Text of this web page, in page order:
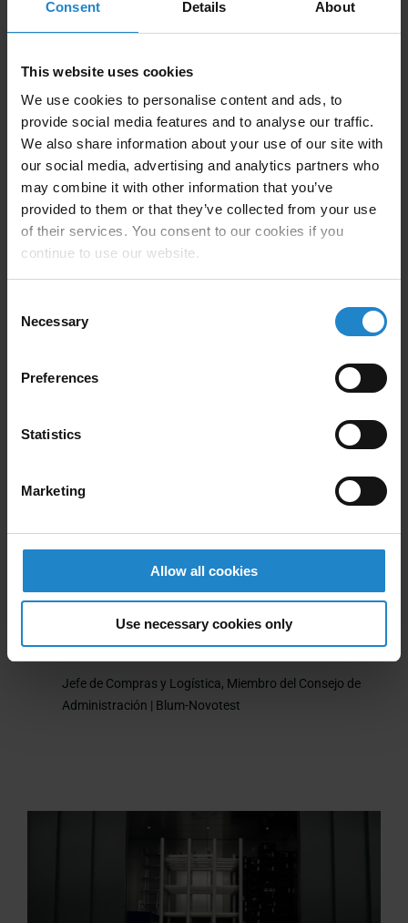
Consent Details About
This website uses cookies
We use cookies to personalise content and ads, to
provide social media features and to analyse our traffic.
We also share information about your use of our site with
our social media, advertising and analytics partners who
may combine it with other information that you’ve
provided to them or that they’ve collected from your use
of their services. You consent to our cookies if you
continue to use our website.
Selection
Necessary
Preferences
Statistics
Marketing
Allow all cookies
Use necessary cookies only
relacionada con el fabricante, se localizaron y
finalmente se rectificaron adaptando el software.
robots MiR250 y los carros diseñados por Blum-
Novotest (para KLT y ½ EPAL) se llevó a cabo
mediante SPIE ESCAD. Otras zonas (fuentes y
sumideros) son integradas directamente por Blum-
Novotest y se amplían las misiones.
“ Algunas cuestiones que parecían
como la integración del ascensor,
colaboración con SPIE ESCAD sin
comprometer la funcionalidad ni la
seguridad.
Florian Knörle
Jefe de Compras y Logística, Miembro del Consejo de
Administración | Blum-Novotest